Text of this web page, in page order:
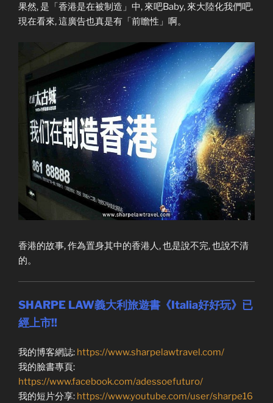
果然, 是「香港是在被制造」中, 來吧Baby, 來大陸化我們吧,
現在看來, 這廣告也真是有「前瞻性」啊。
香港的故事, 作為置身其中的香港人, 也是說不完, 也說不清
的。
SHARPE LAW義大利旅遊書《Italia好好玩》已
經上市!!
我的博客網誌: https://www.sharpelawtravel.com/
我的臉書專頁:
https://www.facebook.com/adessoefuturo/
我的短片分享: https://www.youtube.com/user/sharpe16